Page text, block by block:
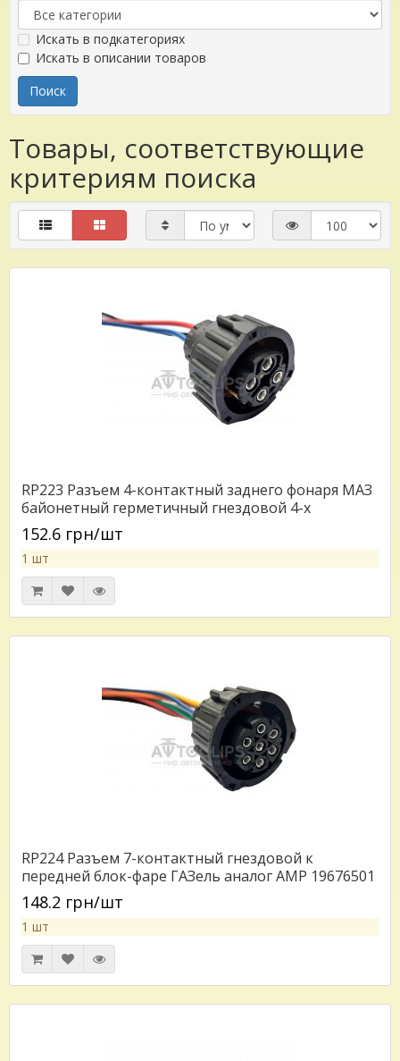
Искать в подкатегориях
Искать в описании товаров
Товары, соответствующие
критериям поиска
RP223 Разъем 4-контактный заднего фонаря МАЗ
байонетный герметичный гнездовой 4-х
контактный аналог TE 1-1813099-1 9673251 серии
2.5 для датчика спидометра Камаз Маз Зил Паз
Краз Урал для датчика уровня пола с проводом
152.6 грн/шт
1 шт
RP224 Разъем 7-контактный гнездовой к
передней блок-фаре ГАЗель аналог АМР 19676501
для фар и фонарей Камаз Маз Газель (фары
23.3775, 231.3775) с проводом
148.2 грн/шт
1 шт